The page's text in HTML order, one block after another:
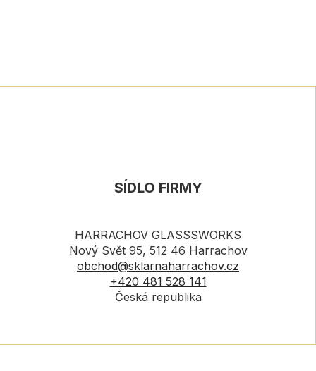
SÍDLO FIRMY
HARRACHOV GLASSSWORKS
Nový Svět 95, 512 46 Harrachov
obchod@sklarnaharrachov.cz
+420 481 528 141
Česká republika